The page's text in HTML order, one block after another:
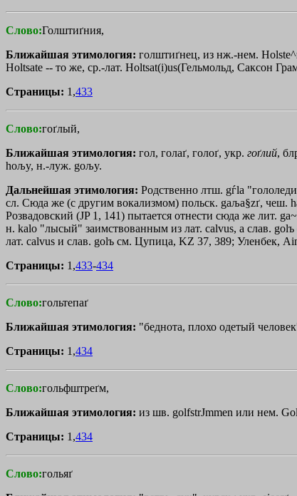
Слово:Голштиґния,
Ближайшая этимология: голштиґнец, из нж.-нем.
Holtsate -- то же, ср.-лат. Ноltsаt(i)us(Гельмольд, Саксон
Страницы: 1,433
Слово:гоґлый,
Ближайшая этимология: гол, голаґ, голоґ, укр. гоґлий,
hoљy, н.-луж. goљy.
Дальнейшая этимология: Родственно лтш. gѓla
сл. Сюда же (с другим вокализмом) польск. gaљa§zґ, чеш.
Розвадовский (JP 1, 141) пытается отнести сюда же лит.
н. kalo "лысый" заимствованным из лат. calvus, а слав.
лат. calvus и слав. golъ см. Цупица, KZ 37, 389; Уленбек,
Страницы: 1,433-434
Слово:гольтепаґ
Ближайшая этимология: "беднота, плохо одетый
Страницы: 1,434
Слово:гольфштреґм,
Ближайшая этимология: из шв. golfstrЈmmen или нем.
Страницы: 1,434
Слово:гольяґ